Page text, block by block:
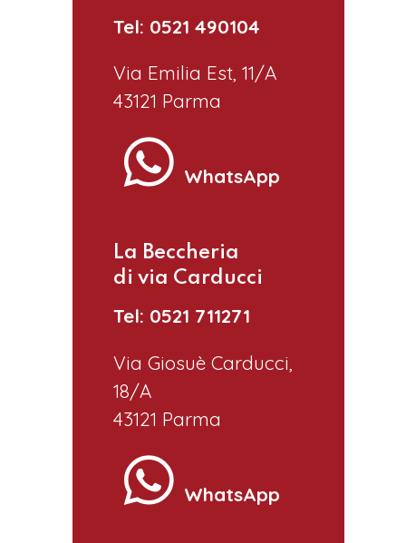
Tel: 0521 490104
Via Emilia Est, 11/A
43121 Parma
WhatsApp
La Beccheria
di via Carducci
Tel: 0521 711271
Via Giosuè Carducci,
18/A
43121 Parma
WhatsApp